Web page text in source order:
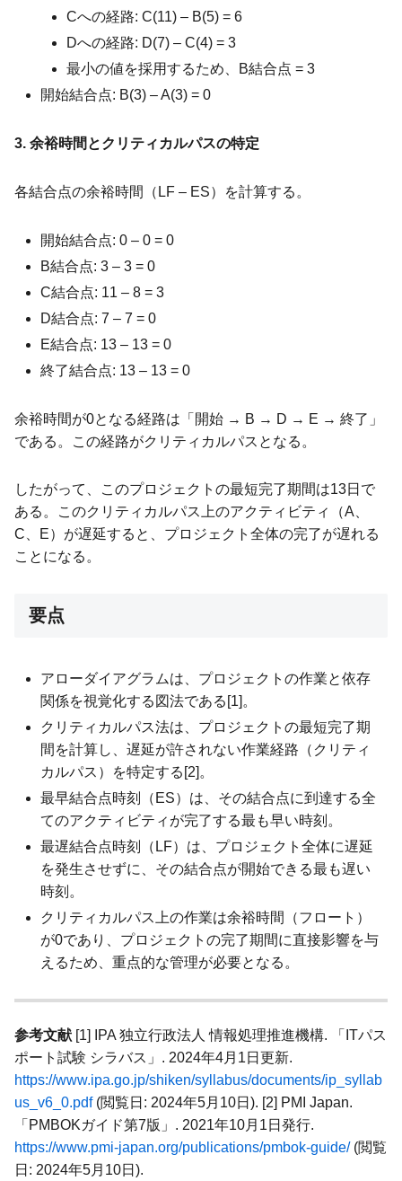
Cへの経路: C(11) – B(5) = 6
Dへの経路: D(7) – C(4) = 3
最小の値を採用するため、B結合点 = 3
開始結合点: B(3) – A(3) = 0
3. 余裕時間とクリティカルパスの特定
各結合点の余裕時間（LF – ES）を計算する。
開始結合点: 0 – 0 = 0
B結合点: 3 – 3 = 0
C結合点: 11 – 8 = 3
D結合点: 7 – 7 = 0
E結合点: 13 – 13 = 0
終了結合点: 13 – 13 = 0
余裕時間が0となる経路は「開始 → B → D → E → 終了」
である。この経路がクリティカルパスとなる。
したがって、このプロジェクトの最短完了期間は13日で
ある。このクリティカルパス上のアクティビティ（A、
C、E）が遅延すると、プロジェクト全体の完了が遅れる
ことになる。
要点
アローダイアグラムは、プロジェクトの作業と依存
関係を視覚化する図法である[1]。
クリティカルパス法は、プロジェクトの最短完了期
間を計算し、遅延が許されない作業経路（クリティ
カルパス）を特定する[2]。
最早結合点時刻（ES）は、その結合点に到達する全
てのアクティビティが完了する最も早い時刻。
最遅結合点時刻（LF）は、プロジェクト全体に遅延
を発生させずに、その結合点が開始できる最も遅い
時刻。
クリティカルパス上の作業は余裕時間（フロート）
が0であり、プロジェクトの完了期間に直接影響を与
えるため、重点的な管理が必要となる。
参考文献 [1] IPA 独立行政法人 情報処理推進機構. 「ITパス
ポート試験 シラバス」. 2024年4月1日更新.
https://www.ipa.go.jp/shiken/syllabus/documents/ip_syllab
us_v6_0.pdf(閲覧日: 2024年5月10日). [2] PMI Japan.
「PMBOKガイド第7版」. 2021年10月1日発行.
https://www.pmi-japan.org/publications/pmbok-guide/(閲覧
日: 2024年5月10日).